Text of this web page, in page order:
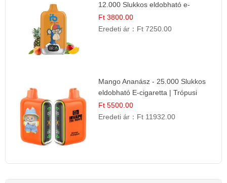
12.000 Slukkos eldobható e-
Cigaretta
Ft 3800.00
Eredeti ár： Ft 7250.00
Mango Ananász - 25.000 Slukkos
eldobható E-cigaretta | Trópusi
Ízélmény
Ft 5500.00
Eredeti ár： Ft 11932.00